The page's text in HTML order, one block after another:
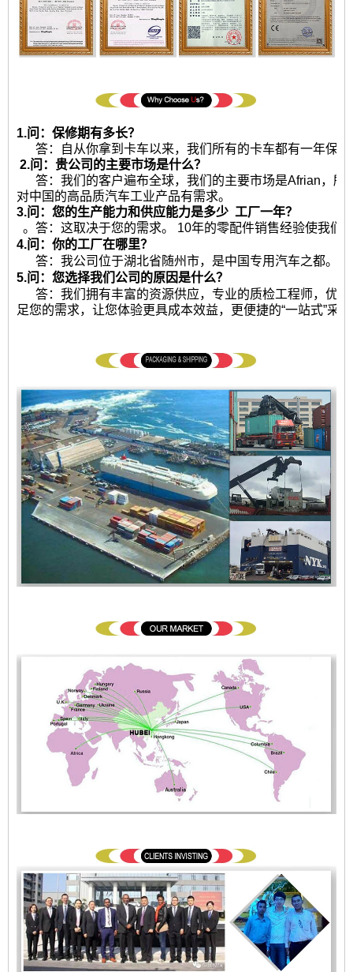
1.问：保修期有多长？
答：自从你拿到卡车以来，我们所有的卡车都有一年保修
2.问：贵公司的主要市场是什么？
答：我们的客户遍布全球，我们的主要市场是Afrian，所
对中国的高品质汽车工业产品有需求。
3.问：您的生产能力和供应能力是多少 工厂一年？
。答：这取决于您的需求。 10年的零配件销售经验使我们
4.问：你的工厂在哪里？
答：我公司位于湖北省随州市，是中国专用汽车之都。
5.问：您选择我们公司的原因是什么？
答：我们拥有丰富的资源供应，专业的质检工程师，优
足您的需求，让您体验更具成本效益，更便捷的“一站式”采